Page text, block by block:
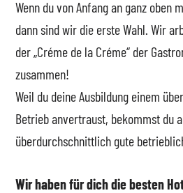
Wenn du von Anfang an ganz oben
dann sind wir die erste Wahl. Wir
der „Créme de la Créme“ der
zusammen!
Weil du deine Ausbildung einem
Betrieb anvertraust, bekommst du
überdurchschnittlich gute
Wir haben für dich die besten